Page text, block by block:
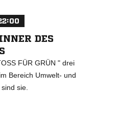
DES
FÜR GRÜN " drei
Bereich Umwelt- und
sie.